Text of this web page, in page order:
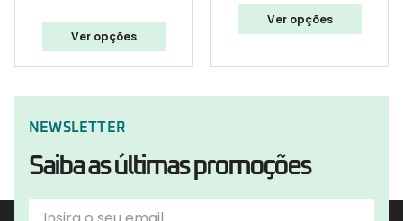
Ver opções
Ver opções
NEWSLETTER
Saiba as últimas promoções